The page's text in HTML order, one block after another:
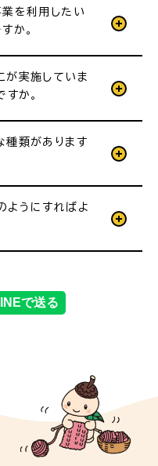
を利用したい
か。
が実施していま
すか。
種類があります
ようにすればよ